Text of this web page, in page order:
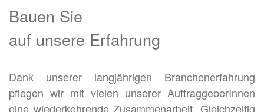
Bauen Sie
auf unsere Erfahrung
Dank unserer langjährigen Branchenerfahrung
pflegen wir mit vielen unserer AuftraggeberInnen
eine wiederkehrende Zusammenarbeit. Gleichzeitig